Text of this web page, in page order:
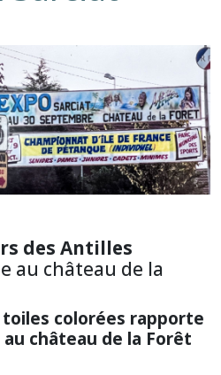
des Antilles
au château de la
colorées rapporte
château de la Forêt